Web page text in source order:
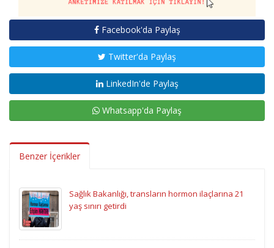
Facebook'da Paylaş
Twitter'da Paylaş
LinkedIn'de Paylaş
Whatsapp'da Paylaş
Benzer İçerikler
Sağlık Bakanlığı, transların hormon ilaçlarına 21
yaş sınırı getirdi